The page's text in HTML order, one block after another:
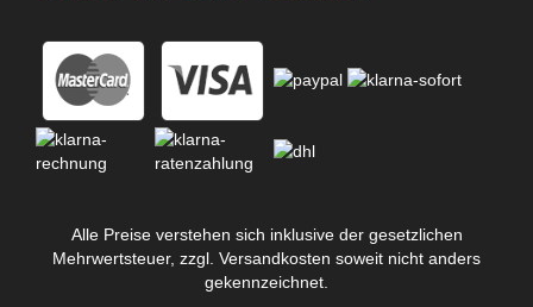
Alle Preise verstehen sich inklusive der gesetzlichen
Mehrwertsteuer, zzgl. Versandkosten soweit nicht anders
gekennzeichnet.